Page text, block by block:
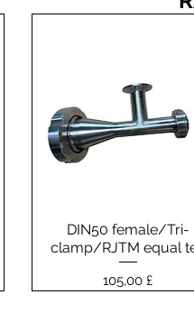
Vista rapida
DIN50 female/Tri-
clamp/RJTM equal
Prezzo
105,00 £